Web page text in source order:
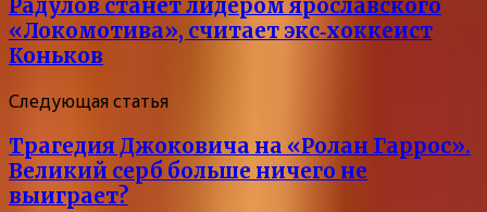
Радулов станет лидером ярославского
«Локомотива», считает экс‑хоккеист
Коньков
Следующая статья
Трагедия Джоковича на «Ролан Гаррос».
Великий серб больше ничего не
выиграет?